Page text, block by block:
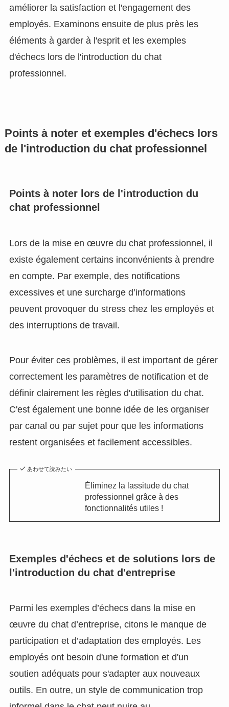
améliorer la satisfaction et l'engagement des
employés. Examinons ensuite de plus près les
éléments à garder à l'esprit et les exemples
d'échecs lors de l'introduction du chat
professionnel.
Points à noter et exemples d'échecs lors
de l'introduction du chat professionnel
Points à noter lors de l'introduction du
chat professionnel
Lors de la mise en œuvre du chat professionnel, il
existe également certains inconvénients à prendre
en compte. Par exemple, des notifications
excessives et une surcharge d’informations
peuvent provoquer du stress chez les employés et
des interruptions de travail.
Pour éviter ces problèmes, il est important de gérer
correctement les paramètres de notification et de
définir clairement les règles d'utilisation du chat.
C'est également une bonne idée de les organiser
par canal ou par sujet pour que les informations
restent organisées et facilement accessibles.
あわせて読みたい
Éliminez la lassitude du chat
professionnel grâce à des
fonctionnalités utiles !
Exemples d'échecs et de solutions lors de
l'introduction du chat d'entreprise
Parmi les exemples d’échecs dans la mise en
œuvre du chat d’entreprise, citons le manque de
participation et d’adaptation des employés. Les
employés ont besoin d'une formation et d'un
soutien adéquats pour s'adapter aux nouveaux
outils. En outre, un style de communication trop